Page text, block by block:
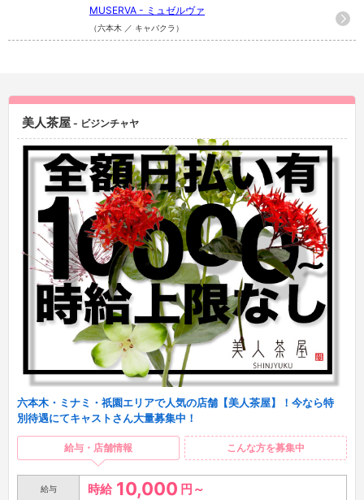
MUSERVA - ミュゼルヴァ
（六本木 ／ キャバクラ）
美人茶屋 - ビジンチャヤ
六本木・ミナミ・祇園エリアで人気の店舗【美人茶屋】！今なら特
別待遇にてキャストさん大量募集中！
給与・店舗情報 こんな方を募集中
給与 時給 10,000 円～